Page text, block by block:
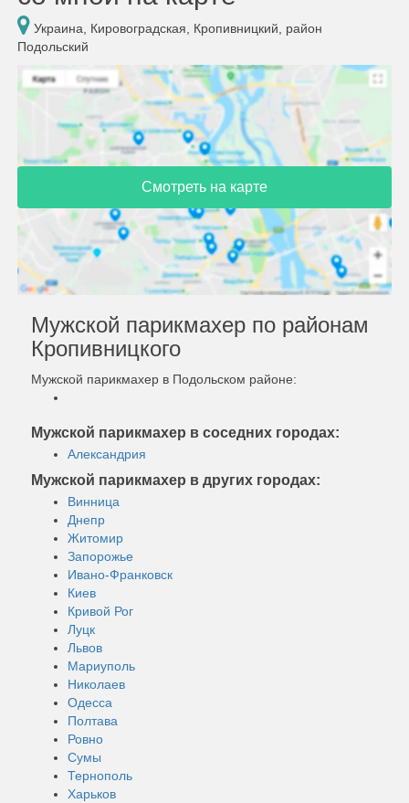
Украина, Кировоградская, Кропивницкий, район
Подольский
Смотреть на карте
Мужской парикмахер по районам
Кропивницкого
Мужской парикмахер в Подольском районе:
Мужской парикмахер в соседних городах:
Александрия
Мужской парикмахер в других городах:
Винница
Днепр
Житомир
Запорожье
Ивано-Франковск
Киев
Кривой Рог
Луцк
Львов
Мариуполь
Николаев
Одесса
Полтава
Ровно
Сумы
Тернополь
Харьков